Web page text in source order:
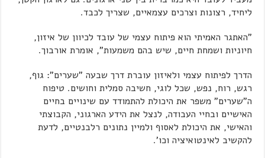
ליחיד, רצונות וצרכים עצמאיים, שצריך לכבד.
"האתגר האמיתי הוא פיתוח עצמי של עובד לכיוון של איזון,
חיוניות ושמחת חיים, שיש בהם משמעות", אומרת אורבוך.
הדרך לפיתוח עצמי ולאיזון עוברת דרך שבעה "שערים": גוף,
רגש, רוח, נפש, שכל לוגי, חשיבה סמלית וחושים. טיפוח
ה"שערים" משפר את היכולת להתמודד עם שינויים בחיים
האישיים ובחיי העבודה, לנצל את הידע הארגוני, הקבוצתי
והאישי, את היכולת לאסוף ולמיין נתונים רלבנטיים, לדעת
להקשיב לאינטואיציה וכו'.